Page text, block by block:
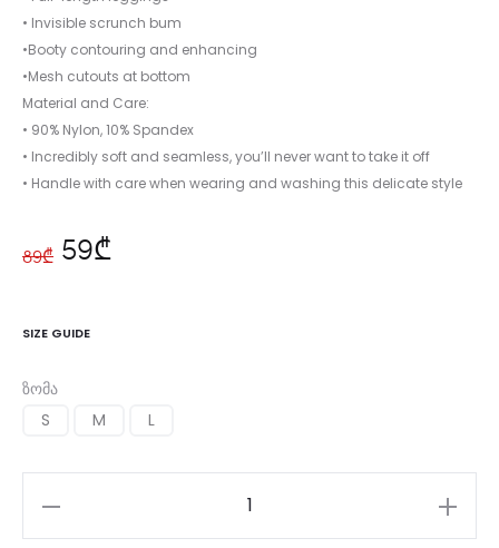
• Invisible scrunch bum
•Booty contouring and enhancing
•Mesh cutouts at bottom
Material and Care:
• 90% Nylon, 10% Spandex
• Incredibly soft and seamless, you’ll never want to take it off
• Handle with care when wearing and washing this delicate style
89₾ Original
89₾.
59₾
59₾.
SIZE GUIDE
ზომა
S
M L